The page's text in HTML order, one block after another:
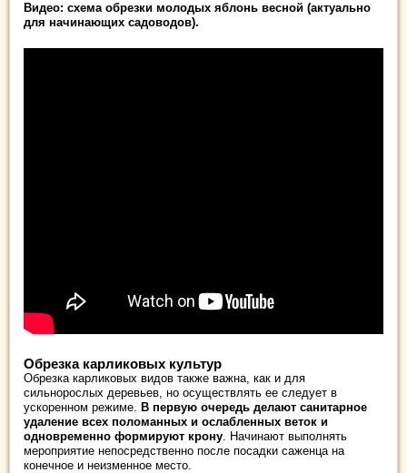
Видео: схема обрезки молодых яблонь весной (актуально
для начинающих садоводов).
Обрезка карликовых культур
Обрезка карликовых видов также важна, как и для
сильнорослых деревьев, но осуществлять ее следует в
ускоренном режиме. В первую очередь делают санитарное
удаление всех поломанных и ослабленных веток и
одновременно формируют крону. Начинают выполнять
мероприятие непосредственно после посадки саженца на
конечное и неизменное место.